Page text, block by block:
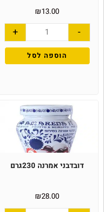
₪13.00
-
+
הוספה לסל
דובדבני אמרנה 230גרם
₪28.00